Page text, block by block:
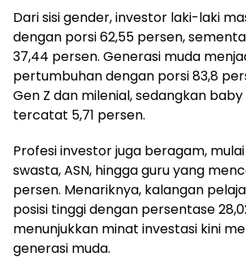
Dari sisi gender, investor laki-laki
dengan porsi 62,55 persen,
37,44 persen. Generasi muda
pertumbuhan dengan porsi 83,8
Gen Z dan milenial, sedangkan
tercatat 5,71 persen.
Profesi investor juga beragam,
swasta, ASN, hingga guru yang
persen. Menariknya, kalangan
posisi tinggi dengan persentase
menunjukkan minat investasi kini
generasi muda.